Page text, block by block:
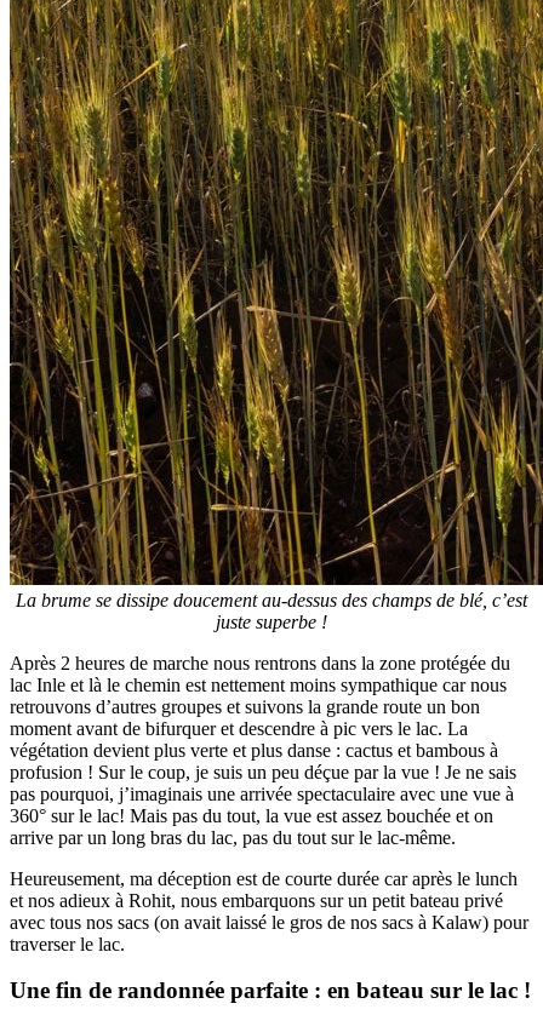
La brume se dissipe doucement au-dessus des champs de blé, c’est
juste superbe !
Après 2 heures de marche nous rentrons dans la zone protégée du
lac Inle et là le chemin est nettement moins sympathique car nous
retrouvons d’autres groupes et suivons la grande route un bon
moment avant de bifurquer et descendre à pic vers le lac. La
végétation devient plus verte et plus danse : cactus et bambous à
profusion ! Sur le coup, je suis un peu déçue par la vue ! Je ne sais
pas pourquoi, j’imaginais une arrivée spectaculaire avec une vue à
360° sur le lac! Mais pas du tout, la vue est assez bouchée et on
arrive par un long bras du lac, pas du tout sur le lac-même.
Heureusement, ma déception est de courte durée car après le lunch
et nos adieux à Rohit, nous embarquons sur un petit bateau privé
avec tous nos sacs (on avait laissé le gros de nos sacs à Kalaw) pour
traverser le lac.
Une fin de randonnée parfaite : en bateau sur le lac !